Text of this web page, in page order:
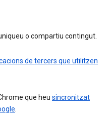
o compartiu contingut.
de tercers que utilitzen
que heu sincronitzat
.